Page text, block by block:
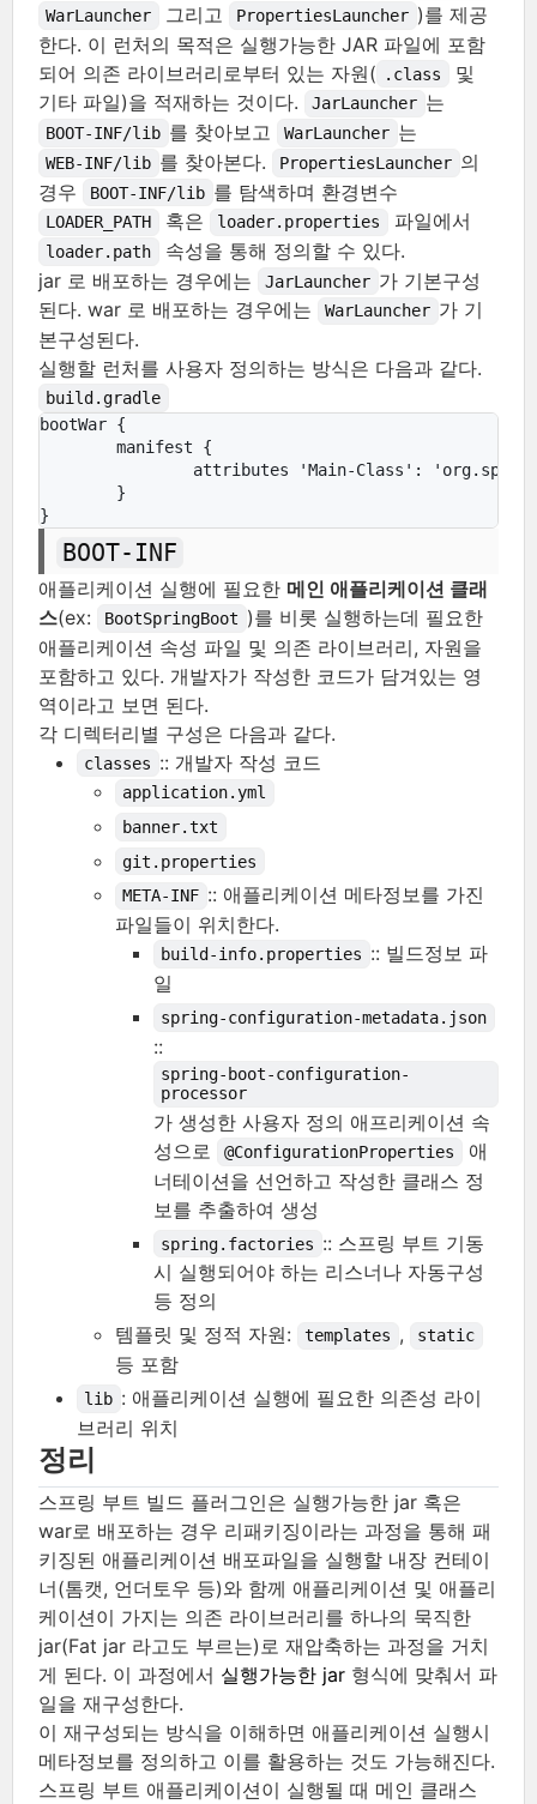
WarLauncher 그리고 PropertiesLauncher )를 제공
한다. 이 런처의 목적은 실행가능한 JAR 파일에 포함
되어 의존 라이브러리로부터 있는 자원(
.class
및
기타 파일)을 적재하는 것이다.
JarLauncher 는
BOOT-INF/lib 를 찾아보고 WarLauncher 는
WEB-INF/lib 를 찾아본다. PropertiesLauncher 의
경우
BOOT-INF/lib 를 탐색하며 환경변수
LOADER_PATH 혹은 loader.properties 파일에서
loader.path
속성을 통해 정의할 수 있다.
jar 로 배포하는 경우에는
JarLauncher 가 기본구성
된다. war 로 배포하는 경우에는
WarLauncher 가 기
본구성된다.
실행할 런처를 사용자 정의하는 방식은 다음과 같다.
build.gradle
bootWar {
}
BOOT-INF
애플리케이션 실행에 필요한 메인 애플리케이션 클래
스(ex: BootSpringBoot )를 비롯 실행하는데 필요한
애플리케이션 속성 파일 및 의존 라이브러리, 자원을
포함하고 있다. 개발자가 작성한 코드가 담겨있는 영
역이라고 보면 된다.
각 디렉터리별 구성은 다음과 같다.
classes :: 개발자 작성 코드
application.yml
banner.txt
git.properties
META-INF :: 애플리케이션 메타정보를 가진
파일들이 위치한다.
build-info.properties :: 빌드정보 파
일
spring-configuration-metadata.json
::
spring-boot-configuration-
processor
가 생성한 사용자 정의 애프리케이션 속
성으로
@ConfigurationProperties
애
너테이션을 선언하고 작성한 클래스 정
보를 추출하여 생성
spring.factories :: 스프링 부트 기동
시 실행되어야 하는 리스너나 자동구성
등 정의
템플릿 및 정적 자원:
templates , static
등 포함
lib : 애플리케이션 실행에 필요한 의존성 라이
브러리 위치
정리
스프링 부트 빌드 플러그인은 실행가능한 jar 혹은
war로 배포하는 경우 리패키징이라는 과정을 통해 패
키징된 애플리케이션 배포파일을 실행할 내장 컨테이
너(톰캣, 언더토우 등)와 함께 애플리케이션 및 애플리
케이션이 가지는 의존 라이브러리를 하나의 묵직한
jar(Fat jar 라고도 부르는)로 재압축하는 과정을 거치
게 된다. 이 과정에서 실행가능한 jar 형식에 맞춰서 파
일을 재구성한다.
이 재구성되는 방식을 이해하면 애플리케이션 실행시
메타정보를 정의하고 이를 활용하는 것도 가능해진다.
스프링 부트 애플리케이션이 실행될 때 메인 클래스